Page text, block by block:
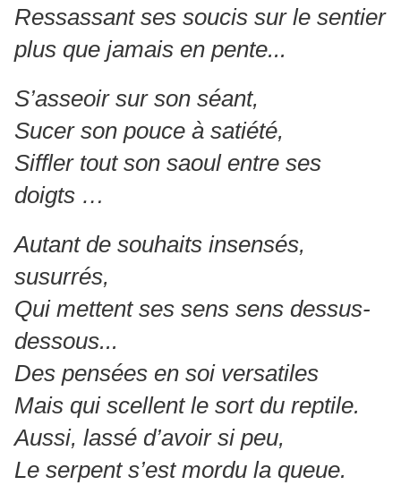
Ressassant ses soucis sur le sentier
plus que jamais en pente...
S’asseoir sur son séant,
Sucer son pouce à satiété,
Siffler tout son saoul entre ses
doigts …
Autant de souhaits insensés,
susurrés,
Qui mettent ses sens sens dessus-
dessous...
Des pensées en soi versatiles
Mais qui scellent le sort du reptile.
Aussi, lassé d’avoir si peu,
Le serpent s’est mordu la queue.